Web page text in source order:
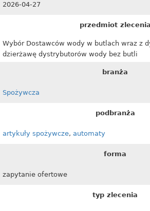
2026-04-27
przedmiot zlecenia
Wybór Dostawców wody w butlach wraz z
dzierżawę dystrybutorów wody bez butli
branża
Spożywcza
podbranża
artykuły spożywcze, automaty
forma
zapytanie ofertowe
typ zlecenia